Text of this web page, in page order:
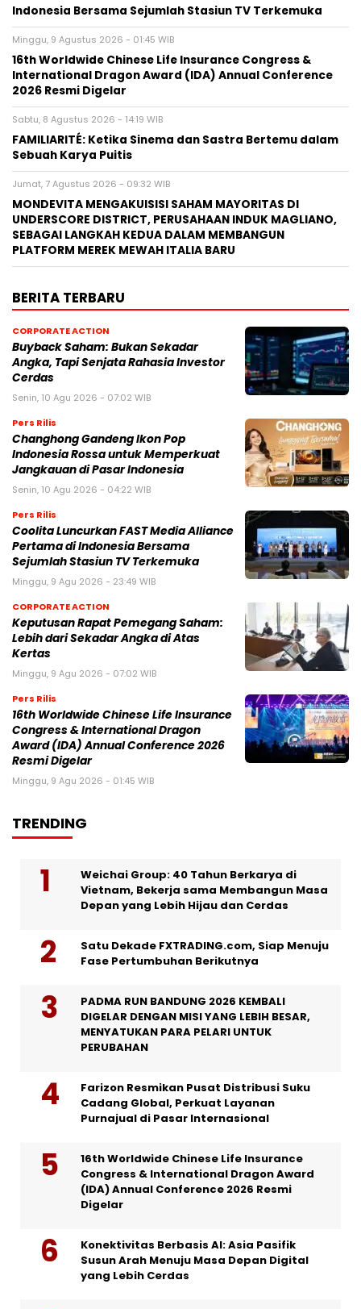
Indonesia Bersama Sejumlah Stasiun TV Terkemuka
Minggu, 9 Agustus 2026 - 01:45 WIB
16th Worldwide Chinese Life Insurance Congress &
International Dragon Award (IDA) Annual Conference
2026 Resmi Digelar
Sabtu, 8 Agustus 2026 - 14:19 WIB
FAMILIARITÉ: Ketika Sinema dan Sastra Bertemu dalam
Sebuah Karya Puitis
Jumat, 7 Agustus 2026 - 09:32 WIB
MONDEVITA MENGAKUISISI SAHAM MAYORITAS DI
UNDERSCORE DISTRICT, PERUSAHAAN INDUK MAGLIANO,
SEBAGAI LANGKAH KEDUA DALAM MEMBANGUN
PLATFORM MEREK MEWAH ITALIA BARU
BERITA TERBARU
CORPORATE ACTION
Buyback Saham: Bukan Sekadar
Angka, Tapi Senjata Rahasia Investor
Cerdas
Senin, 10 Agu 2026 - 07:02 WIB
Pers Rilis
Changhong Gandeng Ikon Pop
Indonesia Rossa untuk Memperkuat
Jangkauan di Pasar Indonesia
Senin, 10 Agu 2026 - 04:22 WIB
Pers Rilis
Coolita Luncurkan FAST Media Alliance
Pertama di Indonesia Bersama
Sejumlah Stasiun TV Terkemuka
Minggu, 9 Agu 2026 - 23:49 WIB
CORPORATE ACTION
Keputusan Rapat Pemegang Saham:
Lebih dari Sekadar Angka di Atas
Kertas
Minggu, 9 Agu 2026 - 07:02 WIB
Pers Rilis
16th Worldwide Chinese Life Insurance
Congress & International Dragon
Award (IDA) Annual Conference 2026
Resmi Digelar
Minggu, 9 Agu 2026 - 01:45 WIB
TRENDING
Weichai Group: 40 Tahun Berkarya di
Vietnam, Bekerja sama Membangun Masa
Depan yang Lebih Hijau dan Cerdas
Satu Dekade FXTRADING.com, Siap Menuju
Fase Pertumbuhan Berikutnya
PADMA RUN BANDUNG 2026 KEMBALI
DIGELAR DENGAN MISI YANG LEBIH BESAR,
MENYATUKAN PARA PELARI UNTUK
PERUBAHAN
Farizon Resmikan Pusat Distribusi Suku
Cadang Global, Perkuat Layanan
Purnajual di Pasar Internasional
16th Worldwide Chinese Life Insurance
Congress & International Dragon Award
(IDA) Annual Conference 2026 Resmi
Digelar
Konektivitas Berbasis AI: Asia Pasifik
Susun Arah Menuju Masa Depan Digital
yang Lebih Cerdas